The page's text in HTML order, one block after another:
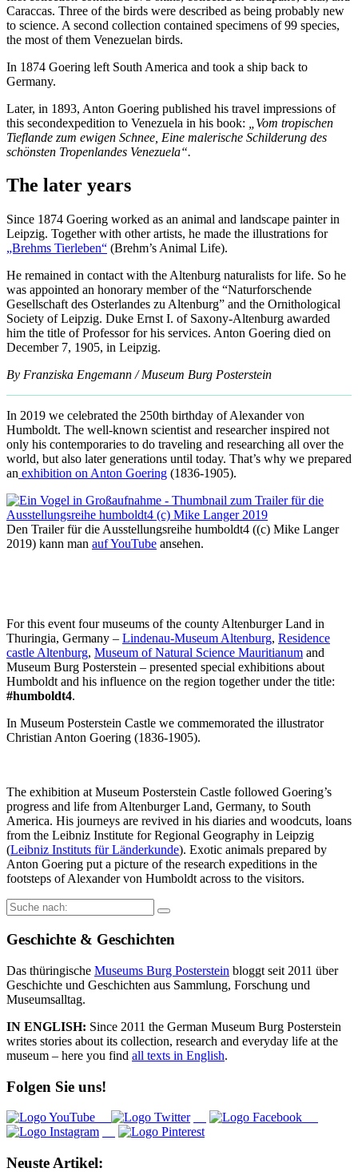
Caraccas. Three of the birds were described as being probably new
to science. A second collection contained specimens of 99 species,
the most of them Venezuelan birds.
In 1874 Goering left South America and took a ship back to
Germany.
Later, in 1893, Anton Goering published his travel impressions of
this secondexpedition to Venezuela in his book:
„Vom tropischen
Tieflande zum ewigen Schnee, Eine malerische Schilderung des
schönsten Tropenlandes Venezuela“.
The later years
Since 1874 Goering worked as an animal and landscape painter in
Leipzig. Together with other artists, he made the illustrations for
„Brehms Tierleben“ (Brehm’s Animal Life).
He remained in contact with the Altenburg naturalists for life. So he
was appointed an honorary member of the “Naturforschende
Gesellschaft des Osterlandes zu Altenburg” and the Ornithological
Society of Leipzig. Duke Ernst I. of Saxony-Altenburg awarded
him the title of Professor for his services. Anton Goering died on
December 7, 1905, in Leipzig.
By Franziska Engemann / Museum Burg Posterstein
In 2019 we celebrated the 250th birthday of Alexander von
Humboldt. The well-known scientist and researcher inspired not
only his contemporaries to do traveling and researching all over the
world, but also later generations until today. That’s why we prepared
an exhibition on Anton Goering (1836-1905).
Den Trailer für die Ausstellungsreihe humboldt4 ((c) Mike Langer
2019) kann man auf YouTube ansehen.
For this event four museums of the county Altenburger Land in
Thuringia, Germany – Lindenau-Museum Altenburg, Residence
castle Altenburg, Museum of Natural Science Mauritianum and
Museum Burg Posterstein – presented special exhibitions about
Humboldt and his influence on the region together under the title:
#humboldt4.
In Museum Posterstein Castle we commemorated the illustrator
Christian Anton Goering (1836-1905).
The exhibition at Museum Posterstein Castle followed Goering’s
progress and life from Altenburger Land, Germany, to South
America. His journeys are revived in his diaries and woodcuts, loans
from the Leibniz Institute for Regional Geography in Leipzig
(Leibniz Instituts für Länderkunde). Exotic animals prepared by
Anton Goering put a picture of the research expeditions in the
footsteps of Alexander von Humboldt across to the visitors.
Suche
nach:
Geschichte & Geschichten
Das thüringische Museums Burg Posterstein bloggt seit 2011 über
Geschichte und Geschichten aus Sammlung, Forschung und
Museumsalltag.
IN ENGLISH: Since 2011 the German Museum Burg Posterstein
writes stories about its collection, research and everyday life at the
museum – here you find all texts in English.
Folgen Sie uns!
Neuste Artikel: